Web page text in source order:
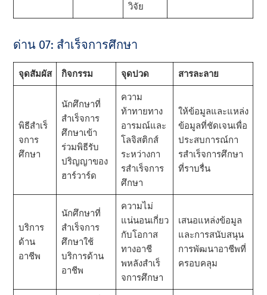
วิจัย
ด่าน 07: สําเร็จการศึกษา
จุดสัมผัส กิจกรรม จุดปวด สารละลาย
พิธีสําเร็
จการ
ศึกษา
นักศึกษาที่
สําเร็จการ
ศึกษาเข้า
ร่วมพิธีรับ
ปริญญาของ
ฮาร์วาร์ด
ความ
ท้าทายทาง
อารมณ์และ
โลจิสติกส์
ระหว่างกา
รสําเร็จการ
ศึกษา
ให้ข้อมูลและแหล่ง
ข้อมูลที่ชัดเจนเพื่อ
ประสบการณ์กา
รสําเร็จการศึกษา
ที่ราบรื่น
บริการ
ด้าน
อาชีพ
นักศึกษาที่
สําเร็จการ
ศึกษาใช้
บริการด้าน
อาชีพ
ความไม่
แน่นอนเกี่ยว
กับโอกาส
ทางอาชี
พหลังสําเร็
จการศึกษา
เสนอแหล่งข้อมูล
และการสนับสนุน
การพัฒนาอาชีพที่
ครอบคลุม